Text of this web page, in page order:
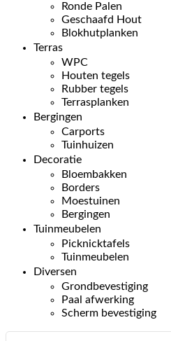
Ronde Palen
Geschaafd Hout
Blokhutplanken
Terras
WPC
Houten tegels
Rubber tegels
Terrasplanken
Bergingen
Carports
Tuinhuizen
Decoratie
Bloembakken
Borders
Moestuinen
Bergingen
Tuinmeubelen
Picknicktafels
Tuinmeubelen
Diversen
Grondbevestiging
Paal afwerking
Scherm bevestiging